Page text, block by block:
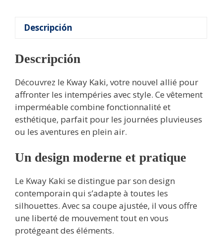
Descripción
Descripción
Découvrez le Kway Kaki, votre nouvel allié pour
affronter les intempéries avec style. Ce vêtement
imperméable combine fonctionnalité et
esthétique, parfait pour les journées pluvieuses
ou les aventures en plein air.
Un design moderne et pratique
Le Kway Kaki se distingue par son design
contemporain qui s’adapte à toutes les
silhouettes. Avec sa coupe ajustée, il vous offre
une liberté de mouvement tout en vous
protégeant des éléments.